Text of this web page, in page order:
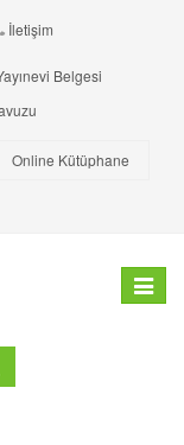
İletişim
Belgesi
Online Kütüphane
Toggle